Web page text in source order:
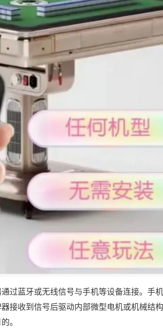
过蓝牙或无线信号与手机等设备连接。手
接收到信号后驱动内部微型电机或机械结
。